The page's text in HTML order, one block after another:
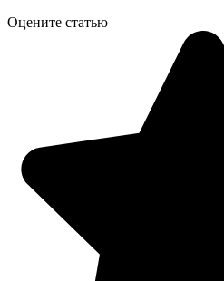
Оцените статью